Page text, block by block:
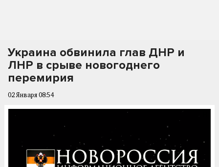
Украина обвинила глав ДНР и
ЛНР в срыве новогоднего
перемирия
02 Января 08:54